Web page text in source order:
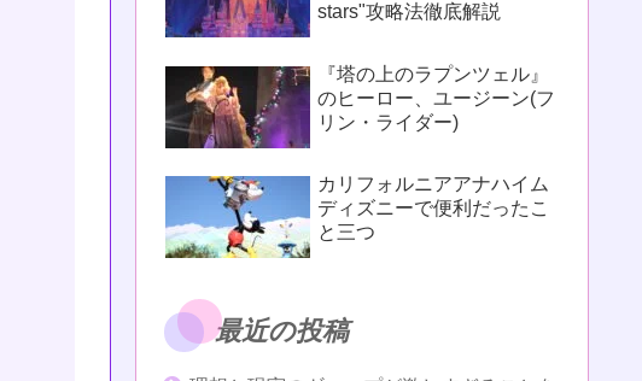
stars"攻略法徹底解説
『塔の上のラプンツェル』
のヒーロー、ユージーン(フ
リン・ライダー)
カリフォルニアアナハイム
ディズニーで便利だったこ
と三つ
最近の投稿